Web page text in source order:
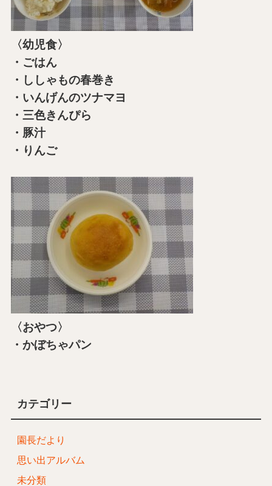
〈幼児食〉
・ごはん
・ししゃもの春巻き
・いんげんのツナマヨ
・三色きんぴら
・豚汁
・りんご
〈おやつ〉
・かぼちゃパン
カテゴリー
園長だより
思い出アルバム
未分類